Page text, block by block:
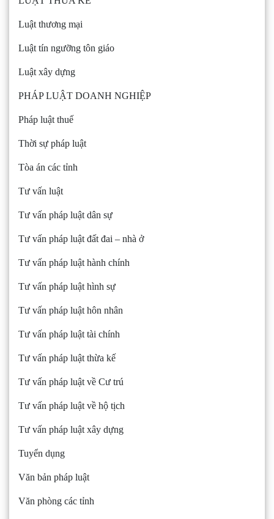
Luật thương mại
Luật tín ngưỡng tôn giáo
Luật xây dựng
PHÁP LUẬT DOANH NGHIỆP
Pháp luật thuế
Thời sự pháp luật
Tòa án các tỉnh
Tư vấn luật
Tư vấn pháp luật dân sự
Tư vấn pháp luật đất đai – nhà ở
Tư vấn pháp luật hành chính
Tư vấn pháp luật hình sự
Tư vấn pháp luật hôn nhân
Tư vấn pháp luật tài chính
Tư vấn pháp luật thừa kế
Tư vấn pháp luật về Cư trú
Tư vấn pháp luật về hộ tịch
Tư vấn pháp luật xây dựng
Tuyển dụng
Văn bản pháp luật
Văn phòng các tỉnh